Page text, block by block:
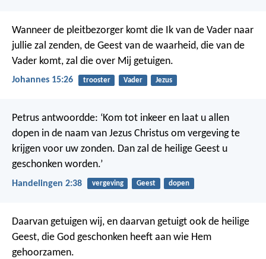
Wanneer de pleitbezorger komt die Ik van de Vader naar
jullie zal zenden, de Geest van de waarheid, die van de
Vader komt, zal die over Mij getuigen.
Johannes 15:26 trooster Vader Jezus
Petrus antwoordde: ‘Kom tot inkeer en laat u allen
dopen in de naam van Jezus Christus om vergeving te
krijgen voor uw zonden. Dan zal de heilige Geest u
geschonken worden.’
Handelingen 2:38 vergeving Geest dopen
Daarvan getuigen wij, en daarvan getuigt ook de heilige
Geest, die God geschonken heeft aan wie Hem
gehoorzamen.